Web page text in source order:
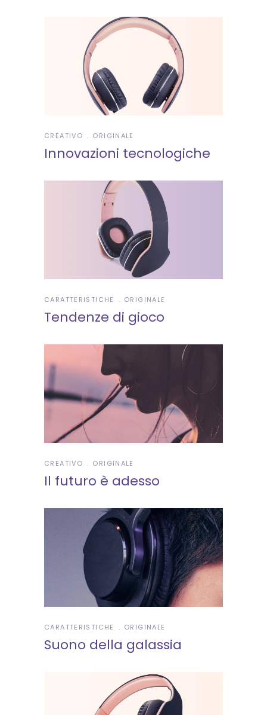
CREATIVO ORIGINALE
Innovazioni tecnologiche
CARATTERISTICHE ORIGINALE
Tendenze di gioco
CREATIVO ORIGINALE
Il futuro è adesso
CARATTERISTICHE ORIGINALE
Suono della galassia